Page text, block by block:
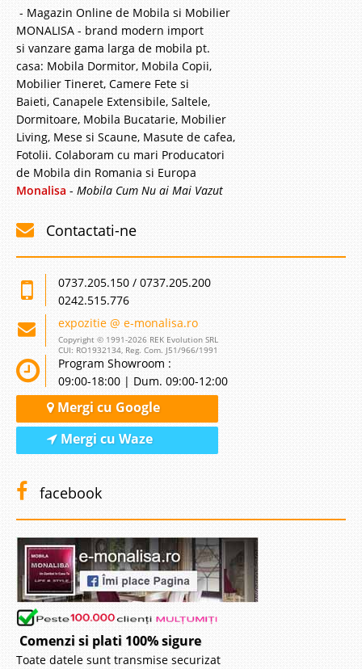
Saltea Ortopedica cu arcuri -
Fermitate Medie - ComfortPack
160x200
Saltele ortopedice cu arcuri 160x200 fermitate medie ✅ ComfortPack –
Transport Gratuit Bucuresti Este cunoscut faptul ca o saltea moale poate
duce la probleme cu coloana vertebrala pe cand o saltea tare genereaza
2.465 Lei
Stoc Epuizat - Indisponibil
Adauga la Favorite
-31%
Saltea Ortopedica Pro Hygiene V-
Guard antivirus 160x200
Prima Saltea Ortopedica Pro Hygiene cu protectie antivirusi ✅ Euro-
Topper arcuri si spuma Gama de saltele super ortopedice igienice Pro
Hygiene vine in intampinarea noilor provocari din domeniul medical atat
din punct de vedere al sustinerii corecte a coloanei vertebral..
- Magazin Online de Mobila si Mobilier
MONALISA - brand modern import
si vanzare gama larga de mobila pt.
casa: Mobila Dormitor, Mobila Copii,
Mobilier Tineret, Camere Fete si
Baieti, Canapele Extensibile, Saltele,
Dormitoare, Mobila Bucatarie, Mobilier
Living, Mese si Scaune, Masute de cafea,
Fotolii. Colaboram cu mari Producatori
de Mobila din Romania si Europa
Monalisa - Mobila Cum Nu ai Mai Vazut
Contactati-ne
0737.205.150 / 0737.205.200
0242.515.776
expozitie @ e-monalisa.ro
Copyright © 1991-2026 REK Evolution SRL
CUI: RO1932134, Reg. Com. J51/966/1991
Program Showroom :
09:00-18:00 | Dum. 09:00-12:00
Mergi cu Google
Mergi cu Waze
facebook
Comenzi si plati 100% sigure
Toate datele sunt transmise securizat